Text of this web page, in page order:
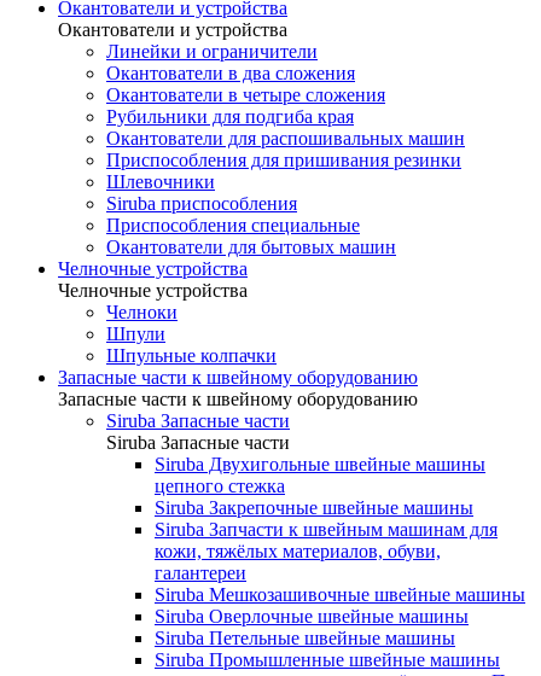
Окантователи и устройства
Окантователи и устройства
Линейки и ограничители
Окантователи в два сложения
Окантователи в четыре сложения
Рубильники для подгиба края
Окантователи для распошивальных машин
Приспособления для пришивания резинки
Шлевочники
Siruba приспособления
Приспособления специальные
Окантователи для бытовых машин
Челночные устройства
Челночные устройства
Челноки
Шпули
Шпульные колпачки
Запасные части к швейному оборудованию
Запасные части к швейному оборудованию
Siruba Запасные части
Siruba Запасные части
Siruba Двухигольные швейные машины
цепного стежка
Siruba Закрепочные швейные машины
Siruba Запчасти к швейным машинам для
кожи, тяжёлых материалов, обуви,
галантереи
Siruba Мешкозашивочные швейные машины
Siruba Оверлочные швейные машины
Siruba Петельные швейные машины
Siruba Промышленные швейные машины